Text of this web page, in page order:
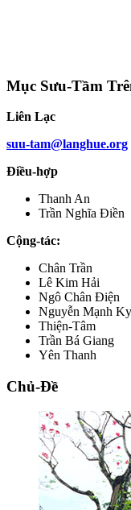
Mục Sưu-Tầm
Liên Lạc
suu-tam@langhue.org
Điều-hợp
Thanh An
Trần Nghĩa Điền
Cộng-tác:
Chân Trần
Lê Kim Hải
Ngô Chân Điện
Nguyễn Mạnh
Thiện-Tâm
Trần Bá Giang
Yên Thanh
Chủ-Đề